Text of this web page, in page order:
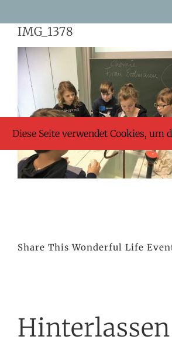
content
IMG_1378
Share This Wonderful Life
Diese Seite verwendet Cookies,